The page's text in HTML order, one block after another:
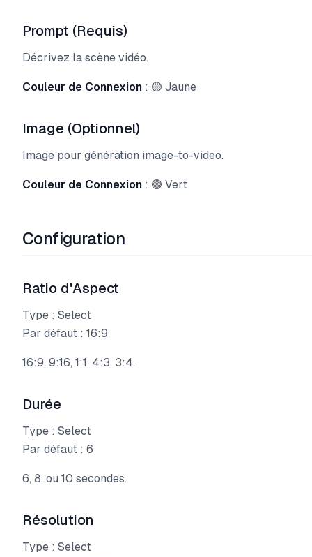
Prompt (Requis)
Décrivez la scène vidéo.
Couleur de Connexion : 🟡 Jaune
Image (Optionnel)
Image pour génération image-to-video.
Couleur de Connexion : 🟢 Vert
Configuration
Ratio d'Aspect
Type : Select
Par défaut : 16:9
16:9, 9:16, 1:1, 4:3, 3:4.
Durée
Type : Select
Par défaut : 6
6, 8, ou 10 secondes.
Résolution
Type : Select